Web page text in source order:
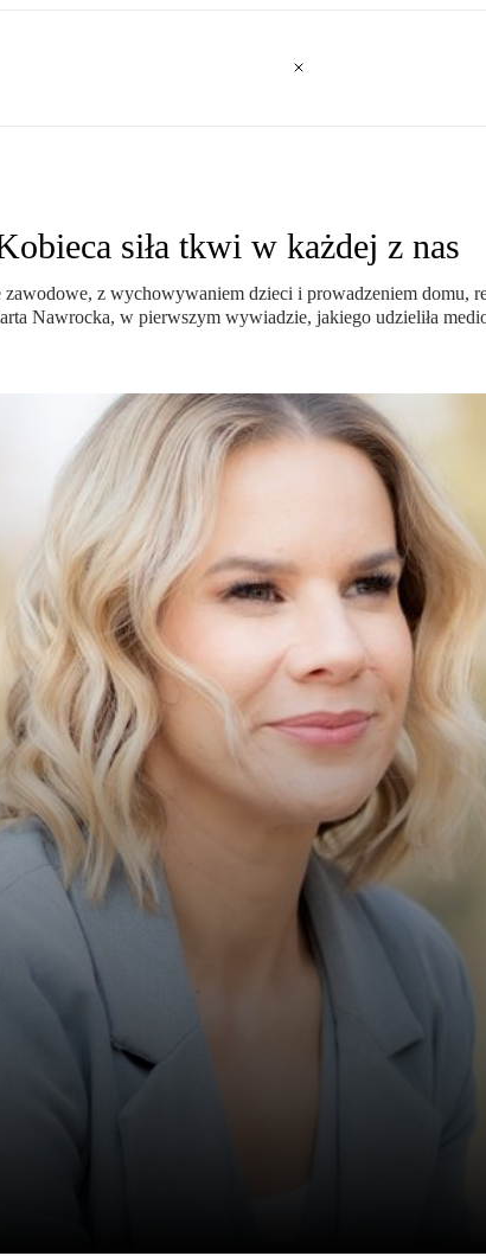
siła tkwi w każdej z nas
z wychowywaniem dzieci i prowadzeniem domu,
Nawrocka, w pierwszym wywiadzie, jakiego udzieliła